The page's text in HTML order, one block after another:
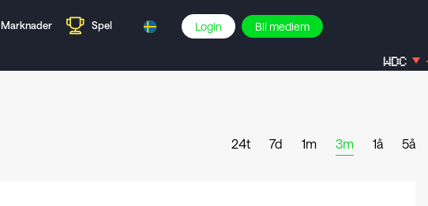
Marknader Spel Login Bli medlem
WDC -
24t 7d 1m 3m 1å 5å